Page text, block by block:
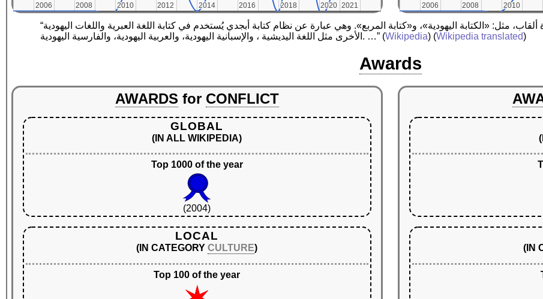
2006
2006 2008
2008 2010
2010 2012
2012 2014
2014 2016
2016 2018
2018 2020
2020 2021
2021 2006
2006 2008
2008 2010
2010
“تُعرف الأبجدية العبرية في الأوساط الأكاديمية بعدة ألقاب، مثل: «الكتابة اليهودية»، و«كتابة المربع». وهي عبارة عن نظام كتابة أبجدي يُستخدم في كتابة اللغة العبرية واللغات اليهودية
الأخرى مثل اللغة اليديشية ، والإسبانية اليهودية، والعربية اليهودية، والفارسية اليهودية. …” (Wikipedia) (Wikipedia translated)
Awards
AWARDS for CONFLICT
GLOBAL
(IN ALL WIKIPEDIA)
Top 1000 of the year
(2004)
LOCAL
(IN CATEGORYCULTURE)
Top 100 of the year
(IN